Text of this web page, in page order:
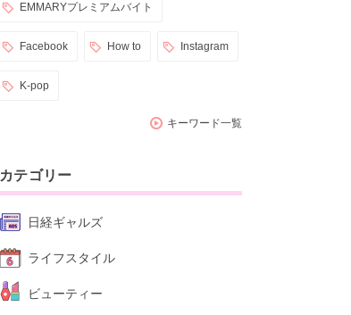
EMMARYプレミアムバイト
Facebook How to Instagram
K-pop
キーワード一覧
カテゴリー
日経ギャルズ
ライフスタイル
ビューティー